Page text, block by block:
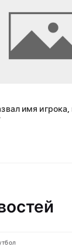
имя